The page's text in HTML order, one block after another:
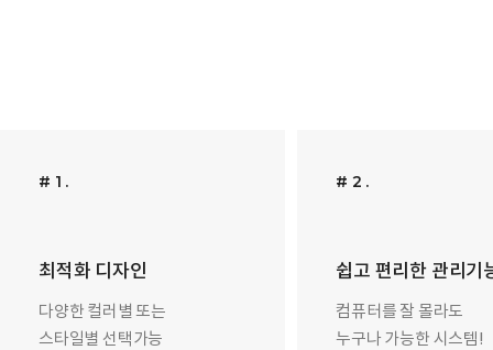
# 1 .
최적화 디자인
다양한 컬러별 또는
스타일별 선택가능
# 2 .
쉽고 편리한 관리기
컴퓨터를 잘 몰라도
누구나 가능한 시스템!